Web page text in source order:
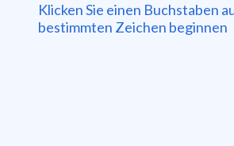
Klicken Sie einen Buchstaben
bestimmten Zeichen beginnen